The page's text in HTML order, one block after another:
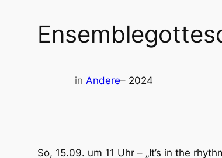
in Andere– 2024
So, 15.09. um 11 Uhr – „It’s in the